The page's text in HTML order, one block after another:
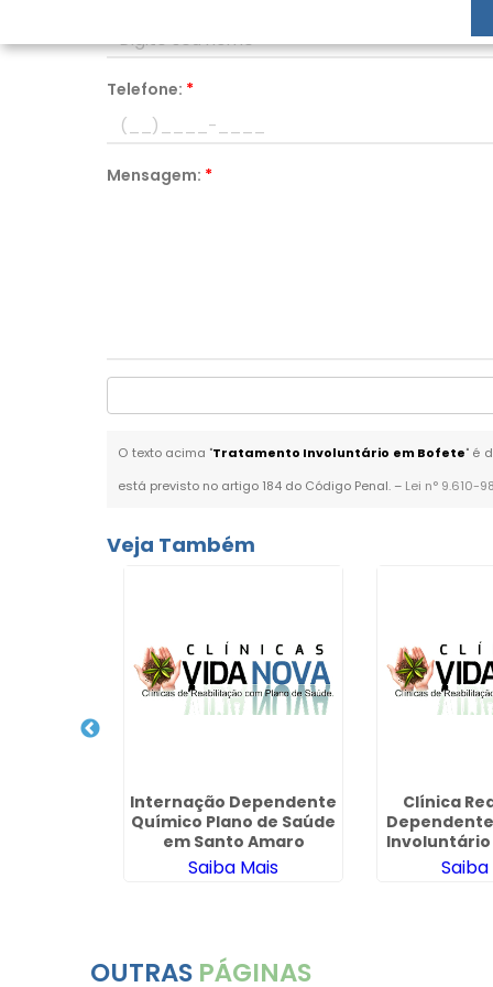
Telefone: *
Mensagem: *
O texto acima "Tratamento Involuntário em Bofete" é
está previsto no artigo 184 do Código Penal. – Lei n° 9.610-
Veja Também
Internação Dependente
Químico Plano de Saúde
em Santo Amaro
Saiba Mais
Clínica
OUTRAS PÁGINAS